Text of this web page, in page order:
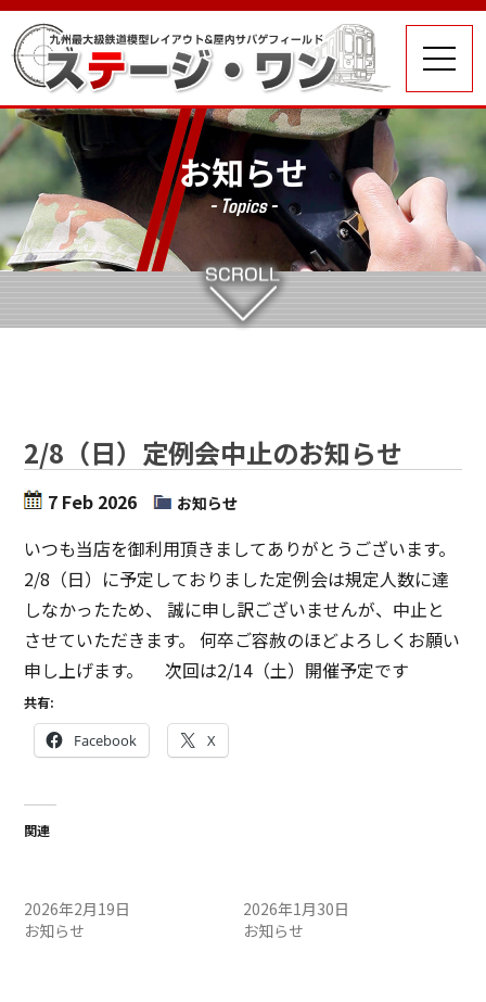
お知らせ
- Topics -
2/8（日）定例会中止のお知らせ
7 Feb 2026 お知らせ
いつも当店を御利用頂きましてありがとうございます。
2/8（日）に予定しておりました定例会は規定人数に達
しなかったため、 誠に申し訳ございませんが、中止と
させていただきます。 何卒ご容赦のほどよろしくお願い
申し上げます。 次回は2/14（土）開催予定です
共有:
Facebook X
関連
2026年2月19日
お知らせ
2026年1月30日
お知らせ